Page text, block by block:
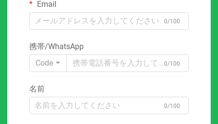
Email
0/100
携帯/WhatsApp
Code
0/100
名前
0/100